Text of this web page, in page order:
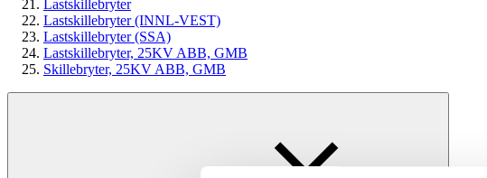
Lastskillebryter
Lastskillebryter (INNL-VEST)
Lastskillebryter (SSA)
Lastskillebryter, 25KV ABB, GMB
Skillebryter, 25KV ABB, GMB